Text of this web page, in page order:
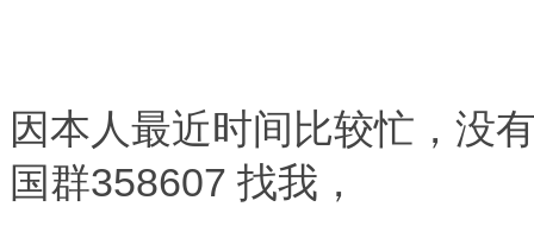
因本人最近时间比较忙，没
国群358607 找我，